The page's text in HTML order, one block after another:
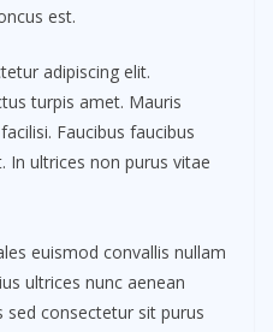
est.
adipiscing elit.
turpis amet. Mauris
Faucibus faucibus
In ultrices non purus vitae
euismod convallis nullam
ultrices nunc aenean
sed consectetur sit purus